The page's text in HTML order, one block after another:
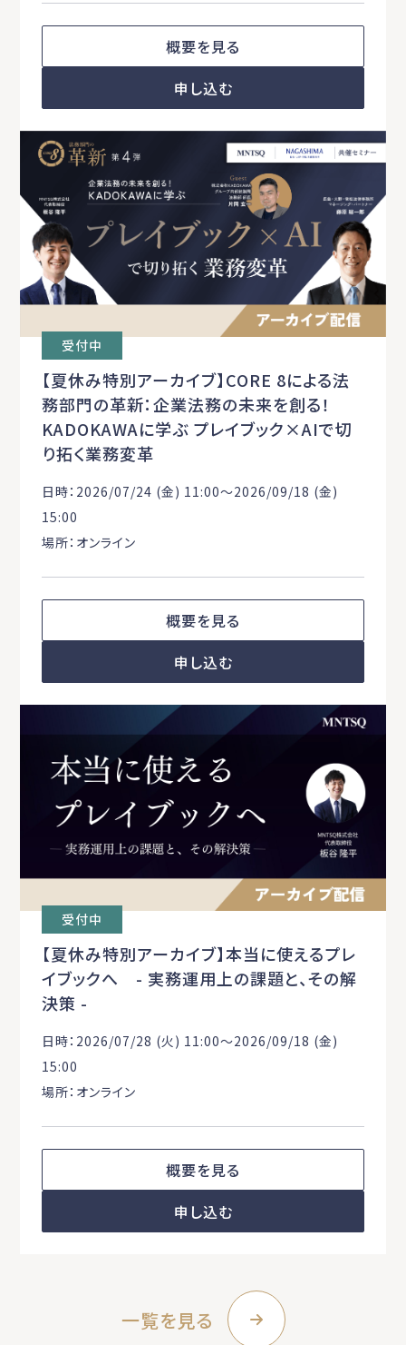
概要を見る
申し込む
受付中
【夏休み特別アーカイブ】CORE 8による法
務部門の革新：企業法務の未来を創る！
KADOKAWAに学ぶ プレイブック×AIで切
り拓く業務変革
日時：2026/07/24 (金) 11:00〜2026/09/18 (金)
15:00
場所：オンライン
概要を見る
申し込む
受付中
【夏休み特別アーカイブ】本当に使えるプレ
イブックへ - 実務運用上の課題と、その解
決策 -
日時：2026/07/28 (火) 11:00〜2026/09/18 (金)
15:00
場所：オンライン
概要を見る
申し込む
一覧を見る